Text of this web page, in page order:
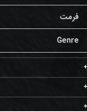
فرمت
Genre